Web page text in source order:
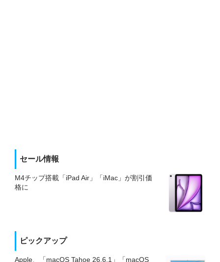
セール情報
M4チップ搭載「iPad Air」「iMac」が割引価
格に
ピックアップ
Apple、「macOS Tahoe 26.6.1」「macOS